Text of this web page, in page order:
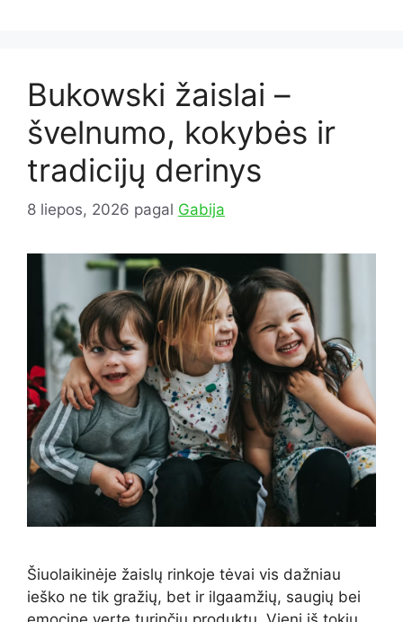
Bukowski žaislai –
švelnumo, kokybės ir
tradicijų derinys
8 liepos, 2026 pagal Gabija
Šiuolaikinėje žaislų rinkoje tėvai vis dažniau
ieško ne tik gražių, bet ir ilgaamžių, saugių bei